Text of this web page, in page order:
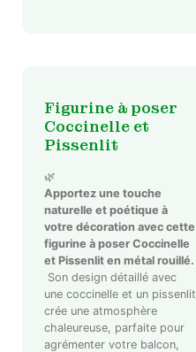
Figurine à poser
Coccinelle et
Pissenlit
🌿
Apportez une touche
naturelle et poétique à
votre décoration avec cette
figurine à poser Coccinelle
et Pissenlit en métal rouillé.
Son design détaillé avec
une coccinelle et un pissenlit
crée une atmosphère
chaleureuse, parfaite pour
agrémenter votre balcon,